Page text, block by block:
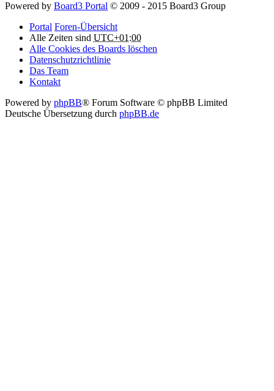
Powered by Board3 Portal © 2009 - 2015 Board3 Group
Portal Foren-Übersicht
Alle Zeiten sind UTC+01:00
Alle Cookies des Boards löschen
Datenschutzrichtlinie
Das Team
Kontakt
Powered by phpBB® Forum Software © phpBB Limited
Deutsche Übersetzung durch phpBB.de